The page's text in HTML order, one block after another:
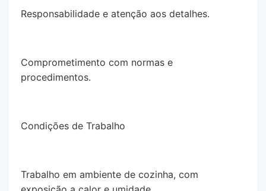
Responsabilidade e atenção aos detalhes.
Comprometimento com normas e
procedimentos.
Condições de Trabalho
Trabalho em ambiente de cozinha, com